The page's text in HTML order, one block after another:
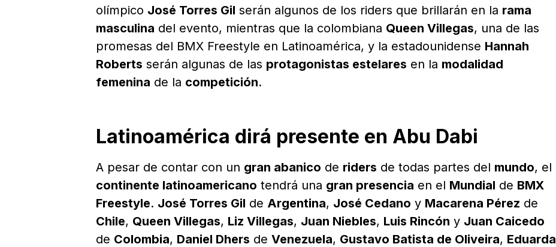
olímpico José Torres Gil serán algunos de los riders que brillarán en la rama
masculina del evento, mientras que la colombiana Queen Villegas, una de las
promesas del BMX Freestyle en Latinoamérica, y la estadounidense Hannah
Roberts serán algunas de las protagonistas estelares en la modalidad
femenina de la competición.
Latinoamérica dirá presente en Abu Dabi
A pesar de contar con un gran abanico de riders de todas partes del mundo, el
continente latinoamericano tendrá una gran presencia en el Mundial de BMX
Freestyle. José Torres Gil de Argentina, José Cedano y Macarena Pérez de
Chile, Queen Villegas, Liz Villegas, Juan Niebles, Luis Rincón y Juan Caicedo
de Colombia, Daniel Dhers de Venezuela, Gustavo Batista de Oliveira, Eduarda